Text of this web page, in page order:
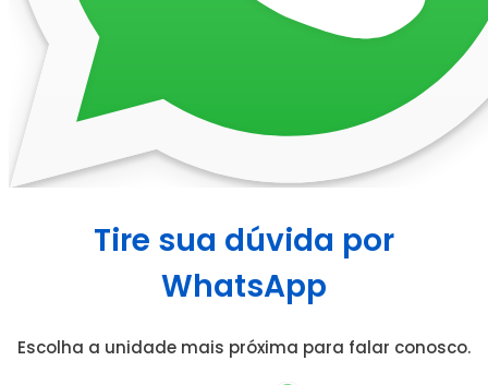
Tire sua dúvida por
WhatsApp
Escolha a unidade mais próxima para falar conosco.